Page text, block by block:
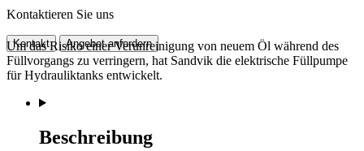
Kontaktieren Sie uns
Kontakt Angebot anfordern
Um das Risiko einer Verunreinigung von neuem Öl während des
Füllvorgangs zu verringern, hat Sandvik die elektrische Füllpumpe
für Hydrauliktanks entwickelt.
Beschreibung